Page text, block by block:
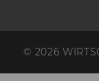
© 2026